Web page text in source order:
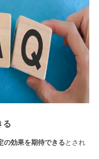
る
の効果を期待できるとされ